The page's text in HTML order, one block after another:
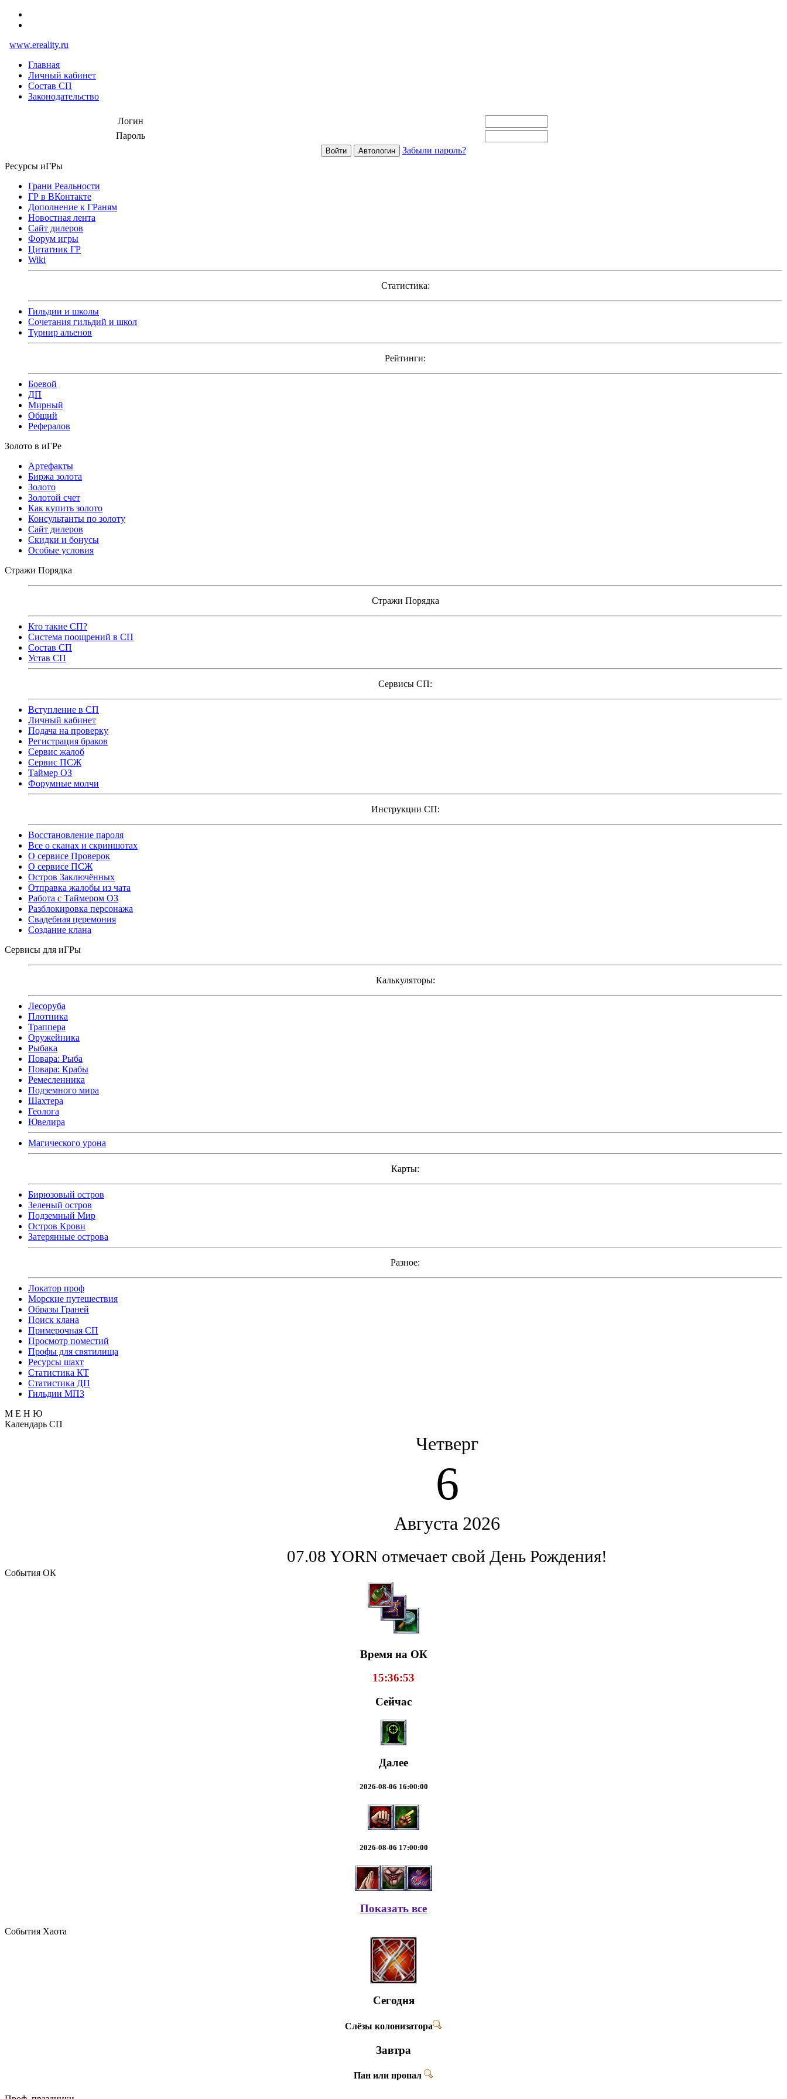
www.ereality.ru
Главная
Личный кабинет
Состав СП
Законодательство
Логин
Пароль
Забыли пароль?
Ресурсы иГРы
Грани Реальности
ГР в ВКонтакте
Дополнение к ГРаням
Новостная лента
Сайт дилеров
Форум игры
Цитатник ГР
Wiki
Статистика:
Гильдии и школы
Сочетания гильдий и школ
Турнир альенов
Рейтинги:
Боевой
ДП
Мирный
Общий
Рефералов
Золото в иГРе
Артефакты
Биржа золота
Золото
Золотой счет
Как купить золото
Консультанты по золоту
Сайт дилеров
Скидки и бонусы
Особые условия
Стражи Порядка
Стражи Порядка
Кто такие СП?
Система поощрений в СП
Состав СП
Устав СП
Сервисы СП:
Вступление в СП
Личный кабинет
Подача на проверку
Регистрация браков
Сервис жалоб
Сервис ПСЖ
Таймер ОЗ
Форумные молчи
Инструкции СП:
Восстановление пароля
Все о сканах и скриншотах
О сервисе Проверок
О сервисе ПСЖ
Остров Заключённых
Отправка жалобы из чата
Работа с Таймером ОЗ
Разблокировка персонажа
Свадебная церемония
Создание клана
Сервисы для иГРы
Калькуляторы:
Лесоруба
Плотника
Траппера
Оружейника
Рыбака
Повара: Рыба
Повара: Крабы
Ремесленника
Подземного мира
Шахтера
Геолога
Ювелира
Магического урона
Карты:
Бирюзовый остров
Зеленый остров
Подземный Мир
Остров Крови
Затерянные острова
Разное:
Локатор проф
Морские путешествия
Образы Граней
Поиск клана
Примерочная СП
Просмотр поместий
Профы для святилища
Ресурсы шахт
Статистика КТ
Статистика ДП
Гильдии МП3
М Е Н Ю
Календарь СП
Четверг
6
Августа 2026
07.08 YORN отмечает свой День Рождения!
События ОК
Время на ОК
15:36:53
Сейчас
Далее
2026-08-06 16:00:00
2026-08-06 17:00:00
Показать все
События Хаота
Сегодня
Слёзы колонизатора
Завтра
Пан или пропал